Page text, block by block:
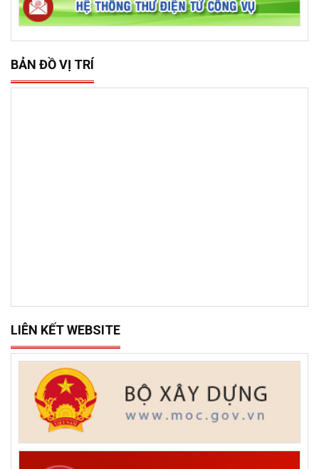
BẢN ĐỒ VỊ TRÍ
LIÊN KẾT WEBSITE